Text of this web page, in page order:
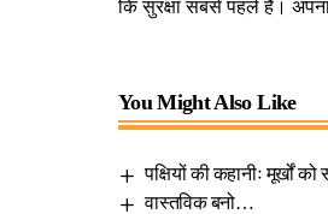
कि सुरक्षा सबसे पहले है।
You Might Also Like
पक्षियों की कहानीः मूर्खों
वास्तविक बनो…